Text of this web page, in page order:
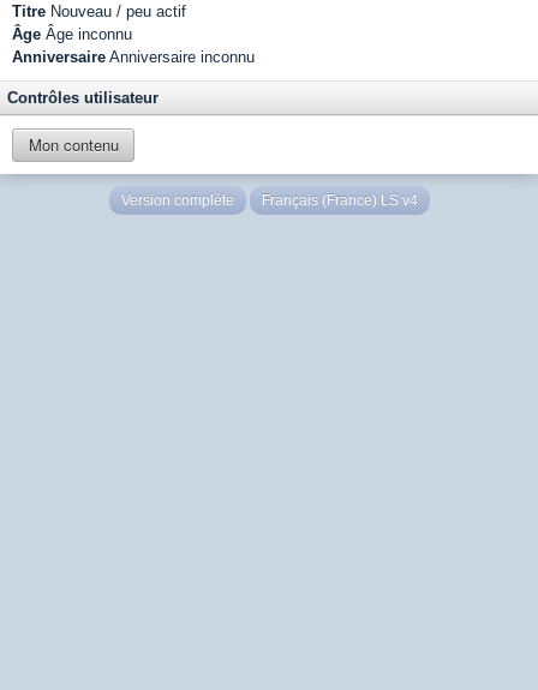
Titre Nouveau / peu actif
Âge Âge inconnu
Anniversaire Anniversaire inconnu
Contrôles utilisateur
Mon contenu
Version complète Français (France) LS v4